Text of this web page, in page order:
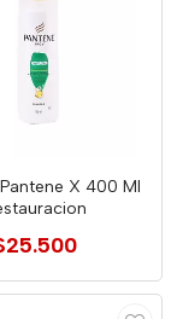
X 400 Ml